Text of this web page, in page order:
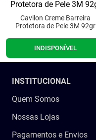
Cavilon Creme Barreira
Protetora de Pele 3M 92gr
INDISPONÍVEL
INSTITUCIONAL
Quem Somos
Nossas Lojas
Pagamentos e Envios
tipoia
cadeira higienica